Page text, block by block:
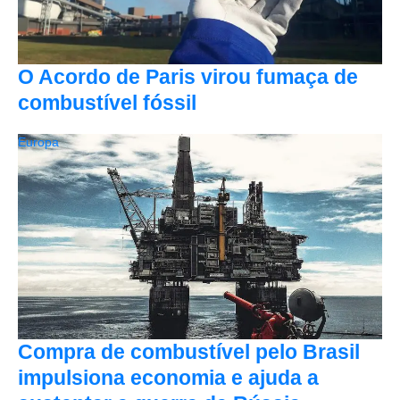
O Acordo de Paris virou fumaça de
combustível fóssil
Compra de combustível pelo Brasil
impulsiona economia e ajuda a
Europa